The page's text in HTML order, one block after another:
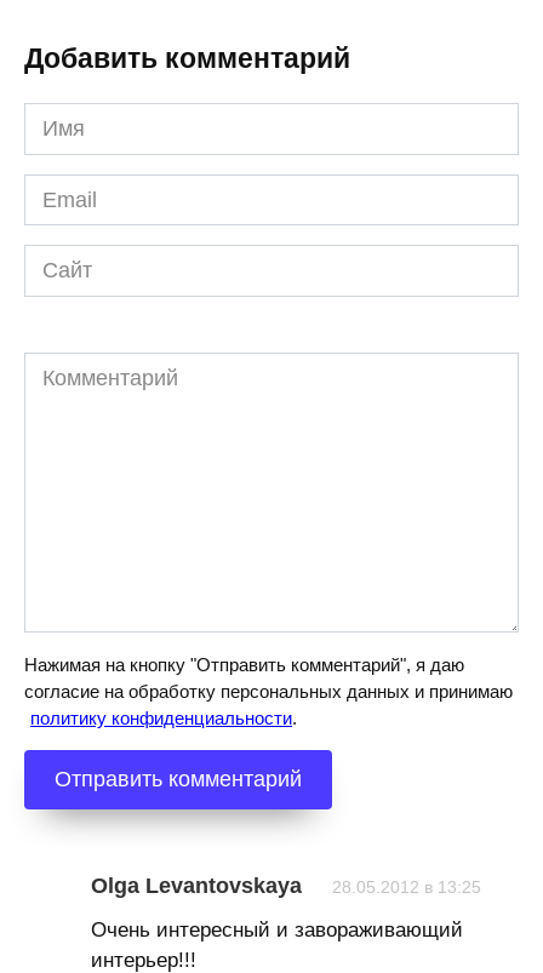
Добавить комментарий
Имя
*
Email
*
Сайт
Комментарий
Нажимая на кнопку "Отправить комментарий", я даю
согласие на обработку персональных данных и принимаю
политику конфиденциальности.
Olga Levantovskaya 28.05.2012 в 13:25
Очень интересный и завораживающий
интерьер!!!